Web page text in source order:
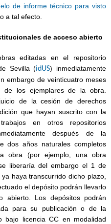
de informe técnico para visto
a tal efecto.
de acceso abierto
editadas en el repositorio
Sevilla (idUS) inmediatamente
embargo de veinticuatro meses
de los ejemplares de la obra.
de la cesión de derechos
que hayan suscrito con la
en otros repositorios
después de la
dos años naturales completos
obra (por ejemplo, una obra
liberaría del embargo el 1 de
haya transcurrido dicho plazo,
el depósito podrán llevarlo
abierto. Los depósitos podrán
para su publicación o de la
bajo licencia CC en modalidad